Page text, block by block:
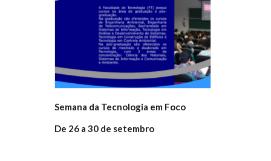
Semana da Tecnologia em Foco
De 26 a 30 de setembro